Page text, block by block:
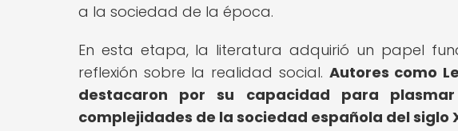
a la sociedad de la época.
En esta etapa, la literatura adquirió un papel
reflexión sobre la realidad social. Autores como
destacaron por su capacidad para
complejidades de la sociedad española del siglo